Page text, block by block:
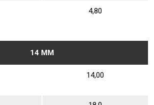
4,80
14 ММ
14,00